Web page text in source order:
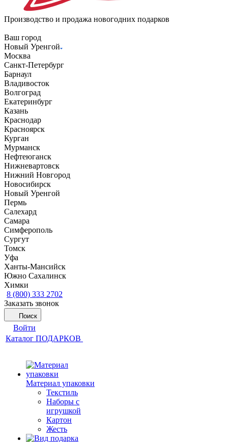
Производство и продажа новогодних подарков
Ваш город
Новый Уренгой
Москва
Санкт-Петербург
Барнаул
Владивосток
Волгоград
Екатеринбург
Казань
Краснодар
Красноярск
Курган
Мурманск
Нефтеюганск
Нижневартовск
Нижний Новгород
Новосибирск
Новый Уренгой
Пермь
Салехард
Самара
Симферополь
Сургут
Томск
Уфа
Ханты-Мансийск
Южно Сахалинск
Химки
8 (800) 333 2702
Заказать звонок
Поиск
Войти
Каталог ПОДАРКОВ
Материал упаковки
Текстиль
Наборы с
игрушкой
Картон
Жесть